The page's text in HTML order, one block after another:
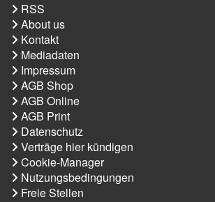
RSS
About us
Kontakt
Mediadaten
Impressum
AGB Shop
AGB Online
AGB Print
Datenschutz
Verträge hier kündigen
Cookie-Manager
Nutzungsbedingungen
Freie Stellen